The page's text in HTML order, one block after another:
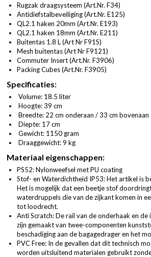
Rugzak draagsysteem (Art.Nr. F34)
Antidiefstalbeveiliging (Art.Nr. E125)
QL2.1 haken 20mm (Art.Nr. E193)
QL2.1 haken 18mm (Art.Nr. E211)
Buitentas 1.8 L (Art Nr F91S)
Mesh buitentas (Art Nr F9121)
Commuter Insert (Art.Nr. F3906)
Packing Cubes (Art.Nr. F3905)
Specificaties:
Volume: 18.5 liter
Hoogte: 39 cm
Breedte: 22 cm onderaan / 33 cm bovenaan
Diepte: 17 cm
Gewicht: 1150 gram
Draaggewicht: 9 kg
Materiaal eigenschappen:
PS52: Nylonweefsel met PU coating
Stof- en Waterdichtheid IP53: Het artikel is
Het is mogelijk dat een beetje stof
waterdruppels die van de zijkant komen in
tot loodrecht.
Anti Scratch: De rail van de onderhaak en de
zijn gemaakt van twee-componenten
beschadiging aan de bagagedrager en het
PVC Free: In de gevallen dat dit technisch
worden uitsluitend materialen gebruikt